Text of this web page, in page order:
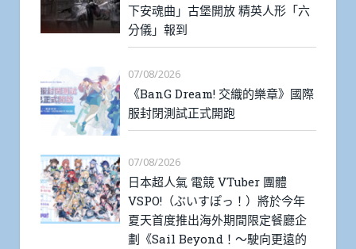
下安魂曲」古堡開放 精英人形「六
分儀」報到
07/08/2026
《BanG Dream! 交織的樂章》國際
服封閉測試正式開跑
07/08/2026
日本超人氣 電競 VTuber 團體
VSPO!（ぶいすぽっ！）將於今年
夏天首度推出海外期間限定餐廳企
劃《Sail Beyond！～駛向更遠的